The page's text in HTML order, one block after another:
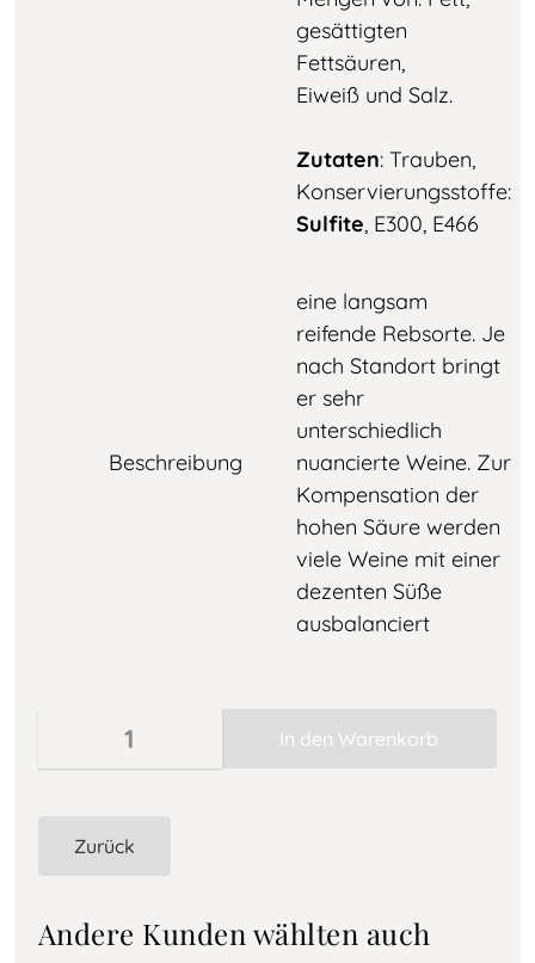
gesättigten
Fettsäuren,
Eiweiß und Salz.
Zutaten: Trauben,
Konservierungsstoffe:
Sulfite, E300, E466
Beschreibung
eine langsam
reifende Rebsorte. Je
nach Standort bringt
er sehr
unterschiedlich
nuancierte Weine. Zur
Kompensation der
hohen Säure werden
viele Weine mit einer
dezenten Süße
ausbalanciert
Zurück
Andere Kunden wählten auch